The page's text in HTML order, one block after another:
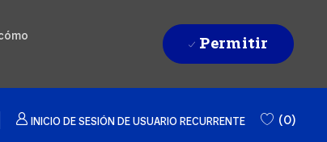
Permitir
INICIO DE SESIÓN DE USUARIO RECURRENTE (0)